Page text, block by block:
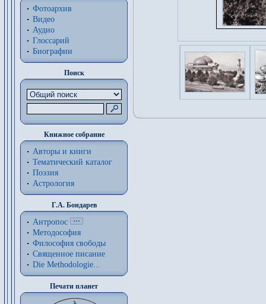
Фотоархив
Видео
Аудио
Глоссарий
Биографии
Поиск
Книжное собрание
Авторы и книги
Тематический каталог
Поэзия
Астрология
Г.А. Бондарев
Антропос
Методософия
Философия cвободы
Священное писание
Die Methodologie...
Печати планет